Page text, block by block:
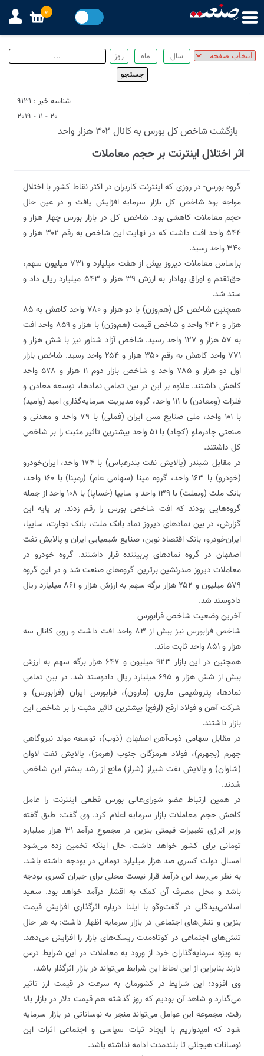
شناسه خبر : 9131
20 - 11 - 2019
بازگشت شاخص کل بورس به کانال ۳۰۲ هزار واحد
اثر اختلال اینترنت بر حجم معاملات
گروه بورس- در روزی که اینترنت کاربران در اکثر نقاط کشور با اختلال
مواجه بود شاخص کل بازار سرمایه افزایش یافت و در عین حال
حجم معاملات کاهشی بود. شاخص کل در بازار بورس چهار هزار و
۵۴۴ واحد افت داشت که در نهایت این شاخص به رقم ۳۰۲ هزار و
۳۴۰ واحد رسید.
براساس معاملات دیروز بیش از هفت میلیارد و ۷۳۱ میلیون سهم،
حق‌تقدم و اوراق بهادار به ارزش ۳۹ هزار و ۵۴۳ میلیارد ریال داد و
ستد شد.
همچنین شاخص کل (هم‌وزن) با دو هزار و ۷۸۰ واحد کاهش به ۸۵
هزار و ۴۳۶ واحد و شاخص قیمت (هم‌وزن) با هزار و ۸۵۹ واحد افت
به ۵۷ هزار و ۱۲۷ واحد رسید. شاخص آزاد شناور نیز با شش هزار و
۷۷۱ واحد کاهش به رقم ۳۵۰ هزار و ۲۵۴ واحد رسید. شاخص بازار
اول دو هزار و ۷۸۵ واحد و شاخص بازار دوم ۱۱ هزار و ۵۷۸ واحد
کاهش داشتند. علاوه بر این در بین تمامی نمادها، توسعه معادن و
فلزات (ومعادن) با ۱۱۱ واحد، گروه مدیریت سرمایه‌گذاری امید (وامید)
با ۱۰۱ واحد، ملی صنایع مس ایران (فملی) با ۷۹ واحد و معدنی و
صنعتی چادرملو (کچاد) با ۵۱ واحد بیشترین تاثیر مثبت را بر شاخص
کل داشتند.
در مقابل شبندر (پالایش نفت بندرعباس) با ۱۷۴ واحد، ایران‌خودرو
(خودرو) با ۱۶۳ واحد، گروه مپنا (سهامی عام) (رمپنا) با ۱۶۰ واحد،
بانک ملت (وبملت) با ۱۳۹ واحد و سایپا (خساپا) با ۱۰۸ واحد از جمله
گروه‌هایی بودند که افت شاخص بورس را رقم زدند. بر پایه این
گزارش، در بین نمادهای دیروز نماد بانک ملت، بانک تجارت، سایپا،
ایران‌خودرو، بانک اقتصاد نوین، صنایع شیمیایی ایران و پالایش نفت
اصفهان در گروه نمادهای پربیننده قرار داشتند. گروه خودرو در
معاملات دیروز صدرنشین برترین گروه‌های صنعت شد و در این گروه
۵۷۹ میلیون و ۲۵۲ هزار برگه سهم به ارزش هزار و ۸۶۱ میلیارد ریال
داد‌وستد شد.
آخرین وضعیت شاخص فرابورس
شاخص فرابورس نیز بیش از ۸۳ واحد افت داشت و روی کانال سه
هزار و ۸۵۱ واحد ثابت ماند.
همچنین در این بازار ۹۲۳ میلیون و ۶۴۷ هزار برگه سهم به ارزش
بیش از شش هزار و ۶۹۵ میلیارد ریال داد‌وستد شد. در بین تمامی
نمادها، پتروشیمی مارون (مارون)، فرابورس ایران (فرابورس) و
شرکت آهن و فولاد ارفع (ارفع) بیشترین تاثیر مثبت را بر شاخص این
بازار داشتند.
در مقابل سهامی ذوب‌آهن اصفهان (ذوب)، توسعه مولد نیروگاهی
جهرم (بجهرم)، فولاد هرمزگان جنوب (هرمز)، پالایش نفت لاوان
(شاوان) و پالایش نفت شیراز (شراز) مانع از رشد بیشتر این شاخص
شدند.
در همین ارتباط عضو شورای‌عالی بورس قطعی اینترنت را عامل
کاهش حجم معاملات بازار سرمایه اعلام کرد. وی گفت: طبق گفته
وزیر انرژی تغییرات قیمتی بنزین در مجموع درآمد ۳۱ هزار میلیارد
تومانی برای کشور خواهد داشت. حال اینکه تخمین زده می‌شود
امسال دولت کسری صد هزار میلیارد تومانی در بودجه داشته باشد.
به نظر می‌رسد این درآمد قرار نیست محلی برای جبران کسری بودجه
باشد و محل مصرف آن کمک به اقشار درآمد خواهد بود. سعید
اسلامی‌بیدگلی در گفت‌وگو با ایلنا درباره اثرگذاری افزایش قیمت
بنزین و تنش‌های اجتماعی در بازار سرمایه اظهار داشت: به هر حال
تنش‌های اجتماعی در کوتاه‌مدت ریسک‌های بازار را افزایش می‌دهد.
به ویژه سرمایه‌گذاران خرد از ورود به معاملات در این شرایط ترس
دارند بنابراین از این لحاظ این شرایط می‌تواند در بازار اثرگذار باشد.
وی افزود: این شرایط در کشورمان به سرعت در قیمت ارز تاثیر
می‌گذارد و شاهد آن بودیم که روز گذشته هم قیمت دلار در بازار بالا
رفت. مجموعه این عوامل می‌تواند منجر به نوساناتی در بازار سرمایه
شود که امیدواریم با ایجاد ثبات سیاسی و اجتماعی اثرات این
نوسانات هیجانی تا بلندمدت ادامه نداشته باشد.
0